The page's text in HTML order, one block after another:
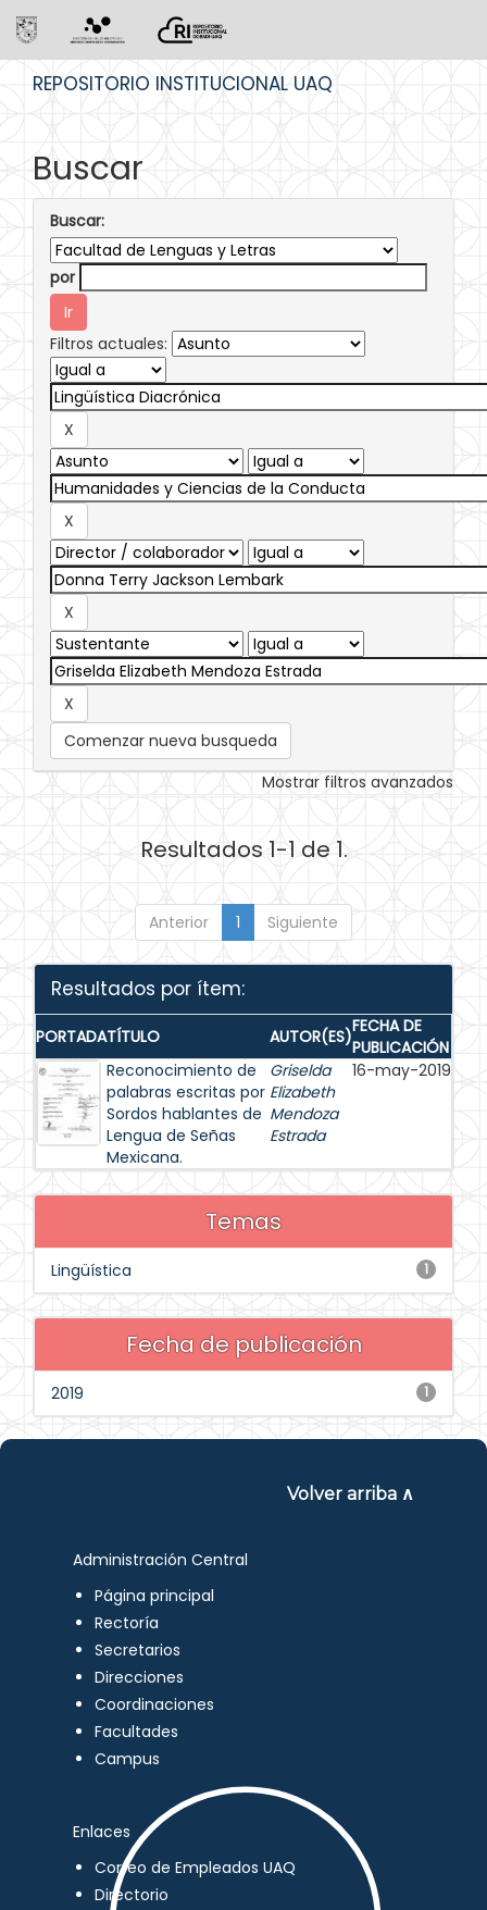
REPOSITORIO INSTITUCIONAL UAQ
Buscar
Buscar:
por
Filtros actuales:
Comenzar nueva busqueda
Mostrar filtros avanzados
Resultados 1-1 de 1.
Anterior 1 Siguiente
Resultados por ítem:
PORTADATÍTULO AUTOR(ES)FECHA DE
PUBLICACIÓN
Reconocimiento de
palabras escritas por
Sordos hablantes de
Lengua de Señas
Mexicana.
Griselda
Elizabeth
Mendoza
Estrada
16-may-2019
Temas
1
Lingüística
Fecha de publicación
1
2019
Volver arriba ∧
Administración Central
Página principal
Rectoría
Secretarios
Direcciones
Coordinaciones
Facultades
Campus
Enlaces
Correo de Empleados UAQ
Directorio